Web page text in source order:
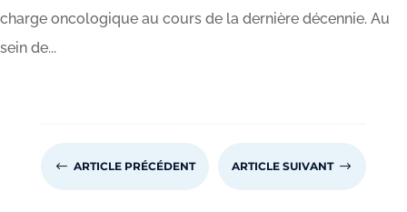
charge oncologique au cours de la dernière décennie. Au
sein de...
# ARTICLE PRÉCÉDENT ARTICLE SUIVANT $